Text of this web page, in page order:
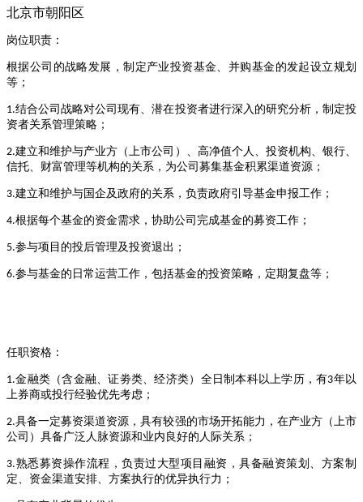
北京市朝阳区
岗位职责：
根据公司的战略发展，制定产业投资基金、并购基金的发起设立规划
等；
1.结合公司战略对公司现有、潜在投资者进行深入的研究分析，制定投
资者关系管理策略；
2.建立和维护与产业方（上市公司）、高净值个人、投资机构、银行、
信托、财富管理等机构的关系，为公司募集基金积累渠道资源；
3.建立和维护与国企及政府的关系， 负责政府引导基金申报工作；
4.根据每个基金的资金需求，协助公司完成基金的募资工作；
5.参与项目的投后管理及投资退出；
6.参与基金的日常运营工作，包括基金的投资策略，定期复盘等；
任职资格：
1.金融类（含金融、证劵类、经济类）全日制本科以上学历，有3年以
上券商或投行经验优先考虑；
2.具备一定募资渠道资源，具有较强的市场开拓能力，在产业方（上市
公司）具备广泛人脉资源和业内良好的人际关系；
3.熟悉募资操作流程，负责过大型项目融资，具备融资策划、方案制
定、资金渠道安排、方案执行的优异执行力；